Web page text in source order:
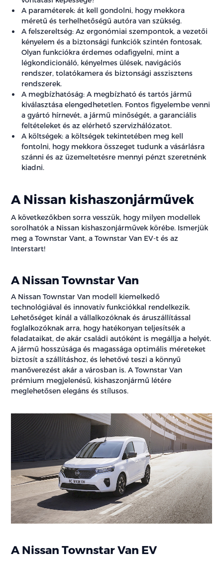
A paraméterek: át kell gondolni, hogy mekkora
méretű és terhelhetőségű autóra van szükség.
A felszereltség: Az ergonómiai szempontok, a vezetői
kényelem és a biztonsági funkciók szintén fontosak.
Olyan funkciókra érdemes odafigyelni, mint a
légkondicionáló, kényelmes ülések, navigációs
rendszer, tolatókamera és biztonsági asszisztens
rendszerek.
A megbízhatóság: A megbízható és tartós jármű
kiválasztása elengedhetetlen. Fontos figyelembe venni
a gyártó hírnevét, a jármű minőségét, a garanciális
feltételeket és az elérhető szervizhálózatot.
A költségek: a költségek tekintetében meg kell
fontolni, hogy mekkora összeget tudunk a vásárlásra
szánni és az üzemeltetésre mennyi pénzt szeretnénk
kiadni.
A Nissan kishaszonjárművek
A következőkben sorra vesszük, hogy milyen modellek
sorolhatók a Nissan kishaszonjárművek körébe. Ismerjük
meg a Townstar Vant, a Townstar Van EV-t és az
Interstart!
A Nissan Townstar Van
A Nissan Townstar Van modell kiemelkedő
technológiával és innovatív funkciókkal rendelkezik.
Lehetőséget kínál a vállalkozóknak és áruszállítással
foglalkozóknak arra, hogy hatékonyan teljesítsék a
feladataikat, de akár családi autóként is megállja a helyét.
A jármű hosszúsága és magassága optimális méreteket
biztosít a szállításhoz, és lehetővé teszi a könnyű
manőverezést akár a városban is. A Townstar Van
prémium megjelenésű, kishaszonjármű létére
meglehetősen elegáns és stílusos.
A Nissan Townstar Van EV